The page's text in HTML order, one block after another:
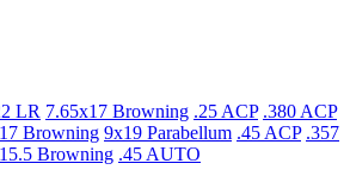
LR 7.65x17 Browning .25 ACP .380 ACP
Browning 9x19 Parabellum .45 ACP .357
Browning .45 AUTO